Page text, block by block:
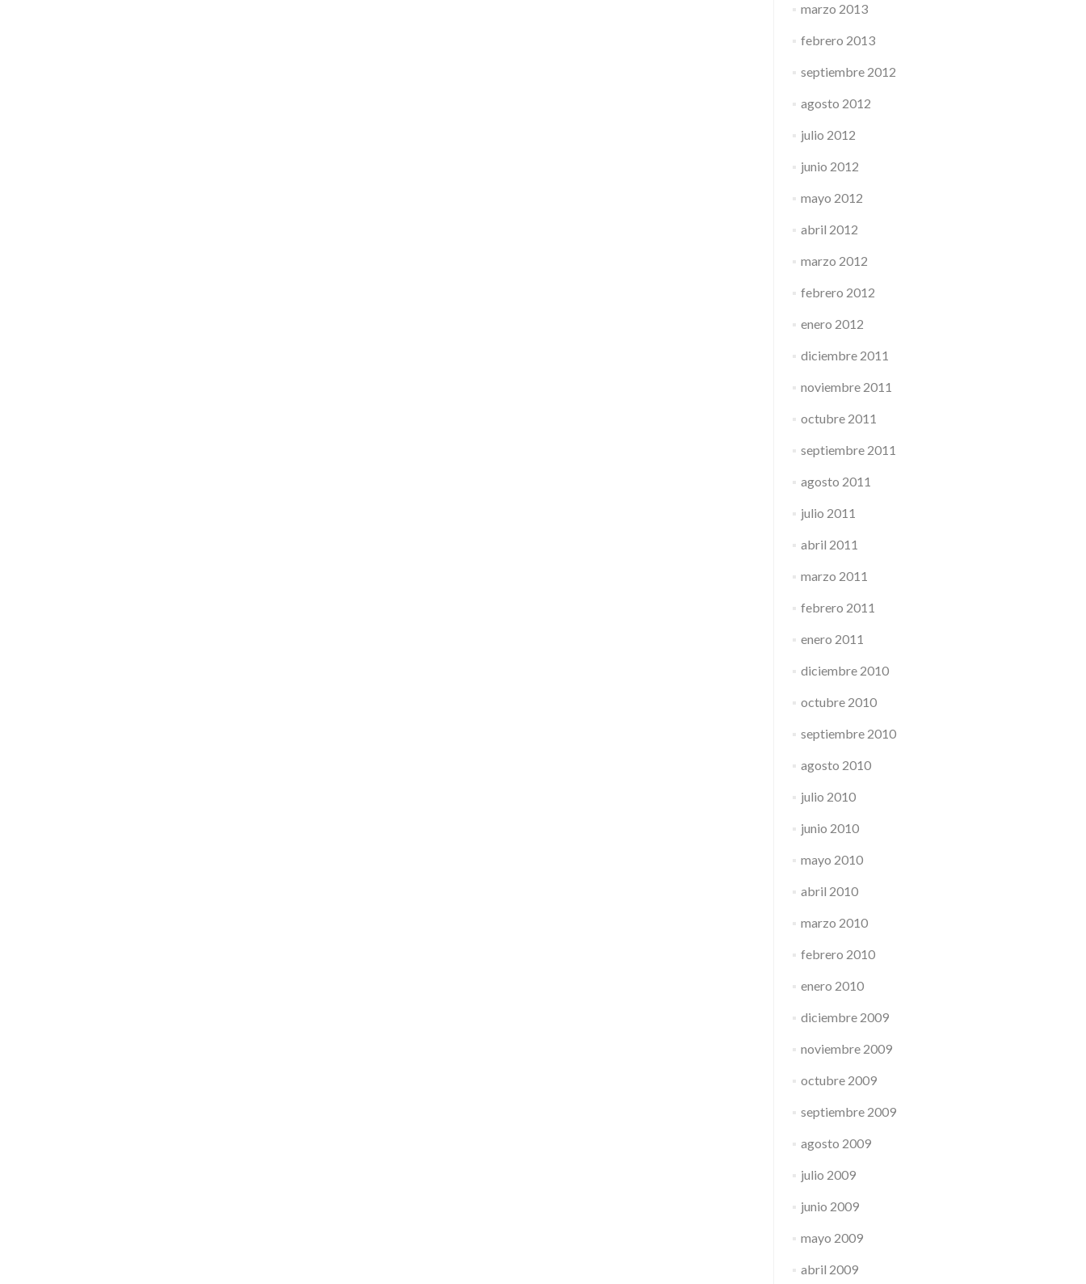
marzo 2013
febrero 2013
septiembre 2012
agosto 2012
julio 2012
junio 2012
mayo 2012
abril 2012
marzo 2012
febrero 2012
enero 2012
diciembre 2011
noviembre 2011
octubre 2011
septiembre 2011
agosto 2011
julio 2011
abril 2011
marzo 2011
febrero 2011
enero 2011
diciembre 2010
octubre 2010
septiembre 2010
agosto 2010
julio 2010
junio 2010
mayo 2010
abril 2010
marzo 2010
febrero 2010
enero 2010
diciembre 2009
noviembre 2009
octubre 2009
septiembre 2009
agosto 2009
julio 2009
junio 2009
mayo 2009
abril 2009